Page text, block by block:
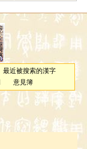
最近被搜索的漢字
意見簿